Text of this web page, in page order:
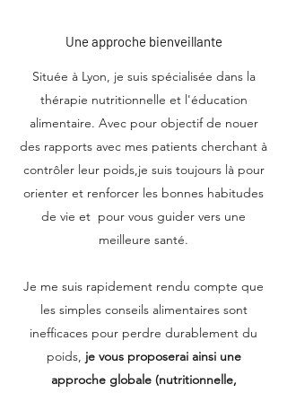
Une approche bienveillante
Située à Lyon, je suis spécialisée dans la
thérapie nutritionnelle et l'éducation
alimentaire. Avec pour objectif de nouer
des rapports avec mes patients cherchant à
contrôler leur poids,je suis toujours là pour
orienter et renforcer les bonnes habitudes
de vie et pour vous guider vers une
meilleure santé.
Je me suis rapidement rendu compte que
les simples conseils alimentaires sont
inefficaces pour perdre durablement du
poids, je vous proposerai ainsi une
approche globale (nutritionnelle,